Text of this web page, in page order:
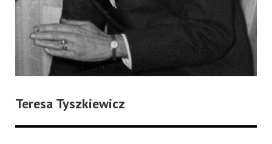
Teresa Tyszkiewicz